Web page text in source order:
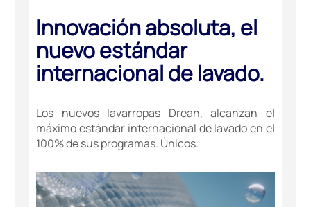
Innovación absoluta, el
nuevo estándar
internacional de lavado.
Los nuevos lavarropas Drean, alcanzan el
máximo estándar internacional de lavado en el
100% de sus programas. Únicos.